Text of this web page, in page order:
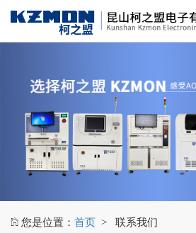
您是位置： 首页 > 联系我们